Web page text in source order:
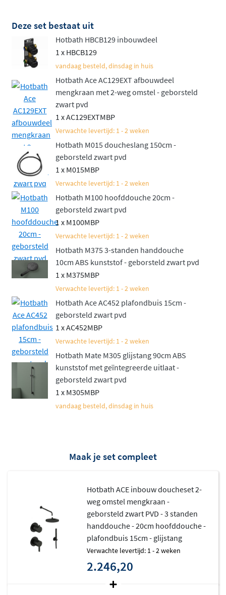
Bevestig de handdouche op een vaste
wandhouder of een praktische glijstang voor in
hoogte verstelbaar douchen
Net als de rest van deHotbath Ace-collectie
set voor hoge kwaliteit en een verfijnd, slank design.
Bovendien is het een aantrekkelijk geprijsd alternatief
voor de luxueuze Cobber-reeks. Deze set biedt niet
alleen gebruiksgemak, maar ook een luxe uitstraling die
perfect past in elke hedendaagse badkamer. Een
complete doucheset die uw dagelijkse routine een stuk
aangenamer maakt.
Naast deze inbouwset met mengkraan is de set ook
leverbaar in een variant met thermostaat. Bekijk
daarvoor de Hotbath ACE inbouw doucheset met
thermostaat.
Deze set bestaat uit
Hotbath HBCB129 inbouwdeel
1 x HBCB129
vandaag besteld, dinsdag in huis
Hotbath Ace AC129EXT afbouwdeel
mengkraan met 2-weg omstel - geborsteld
zwart pvd
1 x AC129EXTMBP
Verwachte levertijd: 1 - 2 weken
Hotbath M015 doucheslang 150cm -
geborsteld zwart pvd
1 x M015MBP
Verwachte levertijd: 1 - 2 weken
Hotbath M100 hoofddouche 20cm -
geborsteld zwart pvd
1 x M100MBP
Verwachte levertijd: 1 - 2 weken
Hotbath M375 3-standen handdouche
10cm ABS kunststof - geborsteld zwart pvd
1 x M375MBP
Verwachte levertijd: 1 - 2 weken
Hotbath Ace AC452 plafondbuis 15cm -
geborsteld zwart pvd
1 x AC452MBP
Verwachte levertijd: 1 - 2 weken
Hotbath Mate M305 glijstang 90cm ABS
kunststof met geïntegreerde uitlaat -
geborsteld zwart pvd
1 x M305MBP
vandaag besteld, dinsdag in huis
Maak je set compleet
Hotbath ACE inbouw doucheset 2-
weg omstel mengkraan -
geborsteld zwart PVD - 3 standen
handdouche - 20cm hoofddouche -
plafondbuis 15cm - glijstang
Verwachte levertijd: 1 - 2 weken
2.246,20